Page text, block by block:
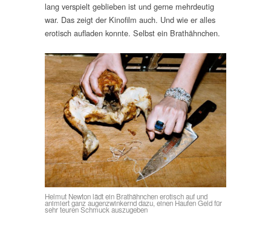
lang verspielt geblieben ist und gerne mehrdeutig
war. Das zeigt der Kinofilm auch. Und wie er alles
erotisch aufladen konnte. Selbst ein Brathähnchen.
Helmut Newton lädt ein Brathähnchen erotisch auf und
animiert ganz augenzwinkernd dazu, einen Haufen Geld für
sehr teuren Schmuck auszugeben